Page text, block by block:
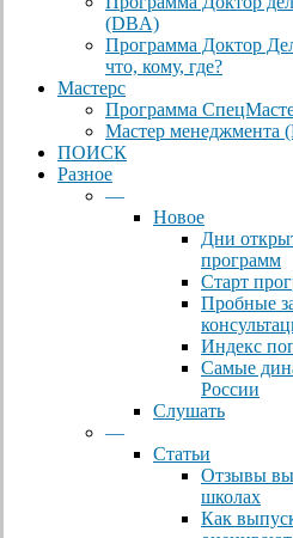
(DBА)
Программа Доктор
что, кому, где?
Мастерс
Программа
Мастер менеджмента
ПОИСК
Разное
—
Новое
Дни
программ
Старт
Пробные
Индекс
Самые
России
Слушать
—
Статьи
Отзывы
школах
Как